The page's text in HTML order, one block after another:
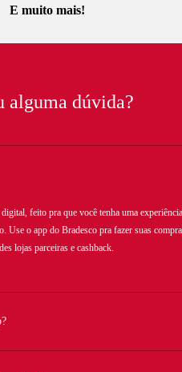
E muito mais!
alguma dúvida?
feito pra que você tenha uma experiência
Use o app do Bradesco pra fazer suas
lojas parceiras e cashback.